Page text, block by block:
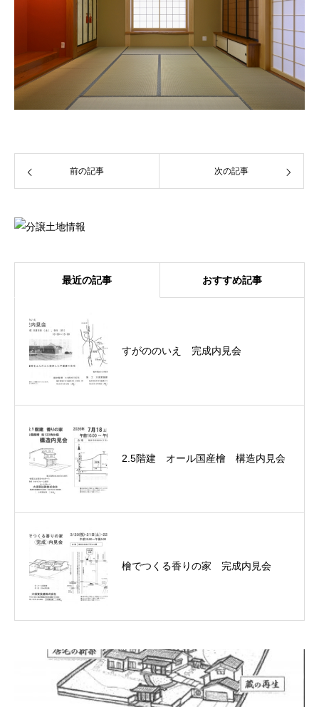
前の記事 次の記事
最近の記事 おすすめ記事
すがののいえ 完成内見会
2.5階建 オール国産檜 構造内見会
檜でつくる香りの家 完成内見会